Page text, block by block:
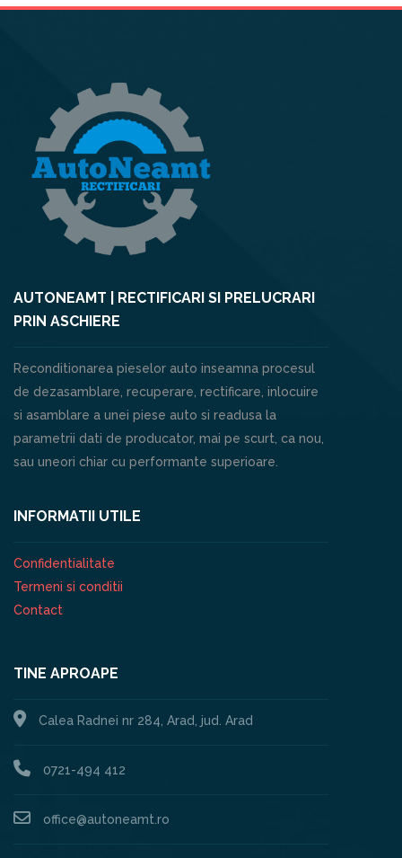
AUTONEAMT | RECTIFICARI SI PRELUCRARI
PRIN ASCHIERE
Reconditionarea pieselor auto inseamna procesul
de dezasamblare, recuperare, rectificare, inlocuire
si asamblare a unei piese auto si readusa la
parametrii dati de producator, mai pe scurt, ca nou,
sau uneori chiar cu performante superioare.
INFORMATII UTILE
Confidentialitate
Termeni si conditii
Contact
TINE APROAPE
Calea Radnei nr 284, Arad, jud. Arad
0721-494 412
office@autoneamt.ro